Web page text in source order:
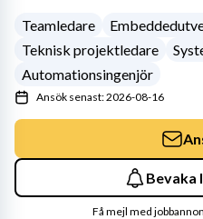
Teamledare
Teknisk projektledare
Automationsingenjör
Ansök senast: 2026-08-16
Bevaka
Få mejl med